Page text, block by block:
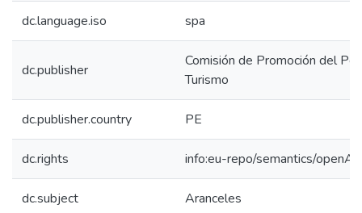
dc.language.iso spa
dc.publisher
Comisión de Promoción del
Turismo
dc.publisher.country PE
dc.rights info:eu-repo/semantics/
dc.subject Aranceles